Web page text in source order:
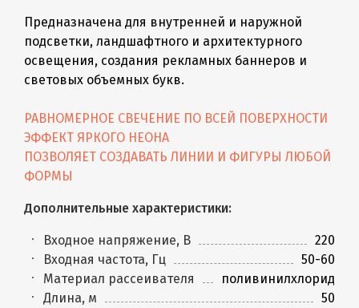
Предназначена для внутренней и наружной
подсветки, ландшафтного и архитектурного
освещения, создания рекламных баннеров и
световых объемных букв.
РАВНОМЕРНОЕ СВЕЧЕНИЕ ПО ВСЕЙ ПОВЕРХНОСТИ
ЭФФЕКТ ЯРКОГО НЕОНА
ПОЗВОЛЯЕТ СОЗДАВАТЬ ЛИНИИ И ФИГУРЫ ЛЮБОЙ
ФОРМЫ
Дополнительные характеристики:
Входное напряжение, В
220
Входная частота, Гц
50-60
Материал рассеивателя
поливинилхлорид
Длина, м
50